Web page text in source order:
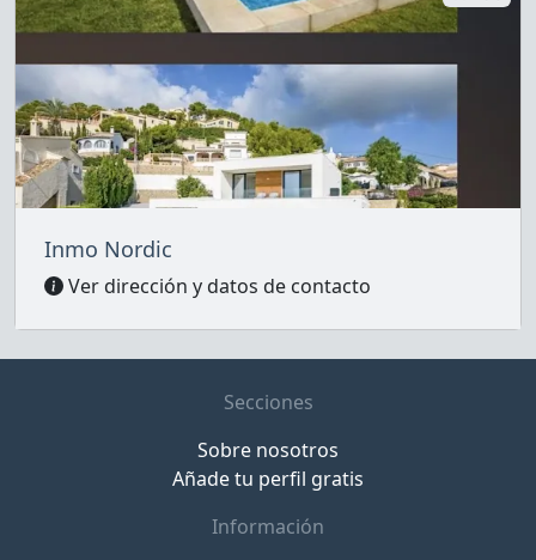
Inmo Nordic
Ver dirección y datos de contacto
Secciones
Sobre nosotros
Añade tu perfil gratis
Información